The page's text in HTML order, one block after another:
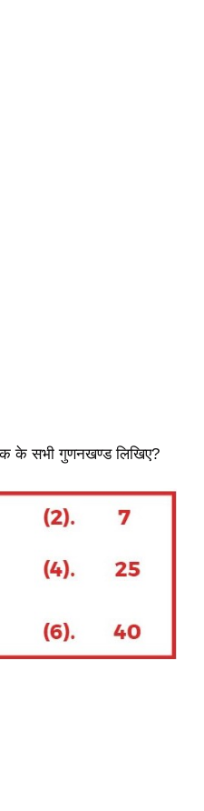
के सभी गुणनखण्ड लिखिए?